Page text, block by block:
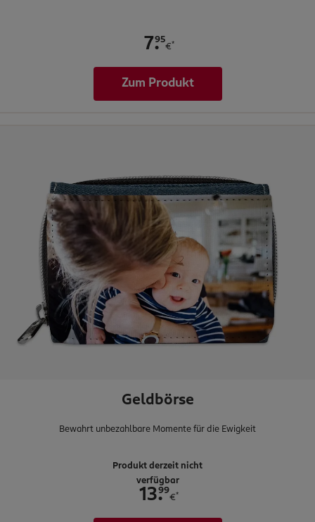
7.
95
€*
Zum Produkt
Geldbörse
Bewahrt unbezahlbare Momente für die Ewigkeit
Produkt derzeit nicht
verfügbar
13.
99
€*